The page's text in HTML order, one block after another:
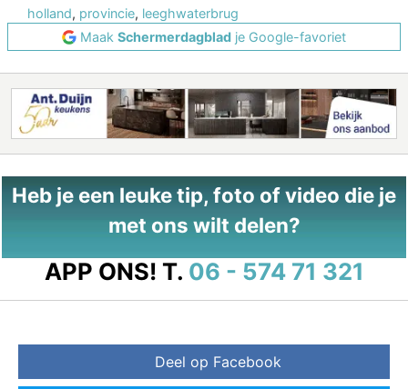
holland, provincie, leeghwaterbrug
Maak Schermerdagblad je Google-favoriet
Heb je een leuke tip, foto of video die je
met ons wilt delen?
APP ONS! T. 06 - 574 71 321
Deel op Facebook